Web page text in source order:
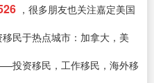
，很多朋友也关注嘉定美国
民于热点城市：加拿大，美
投资移民，工作移民，海外移